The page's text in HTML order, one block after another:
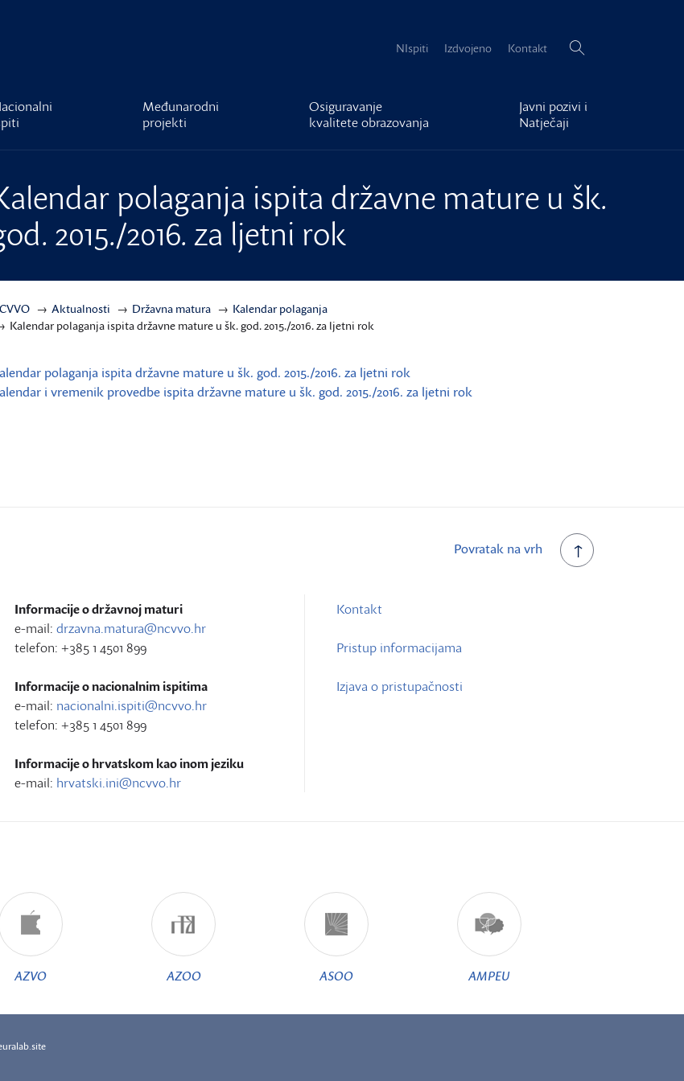
NIspiti Izdvojeno Kontakt Pretraži:
Međunarodni
projekti
Osiguravanje
kvalitete obrazovanja
Javni pozivi i
Natječaji
polaganja ispita državne mature u šk.
2015./2016. za ljetni rok
Aktualnosti Državna matura
Kalendar polaganja
Kalendar polaganja ispita državne mature u šk. god. 2015./2016. za ljetni rok
polaganja ispita državne mature u šk. god. 2015./2016. za ljetni rok
i vremenik provedbe ispita državne mature u šk. god. 2015./2016. za ljetni rok
Povratak na vrh
Informacije o državnoj maturi
e-mail: drzavna.matura@ncvvo.hr
telefon: +385 1 4501 899
Informacije o nacionalnim ispitima
e-mail: nacionalni.ispiti@ncvvo.hr
telefon: +385 1 4501 899
Informacije o hrvatskom kao inom jeziku
e-mail: hrvatski.ini@ncvvo.hr
Kontakt
Pristup informacijama
Izjava o pristupačnosti
AZVO AZOO ASOO AMPEU